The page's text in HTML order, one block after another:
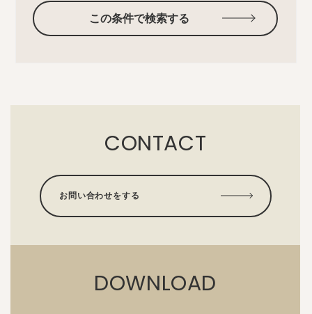
この条件で検索する
CONTACT
お問い合わせをする
DOWNLOAD